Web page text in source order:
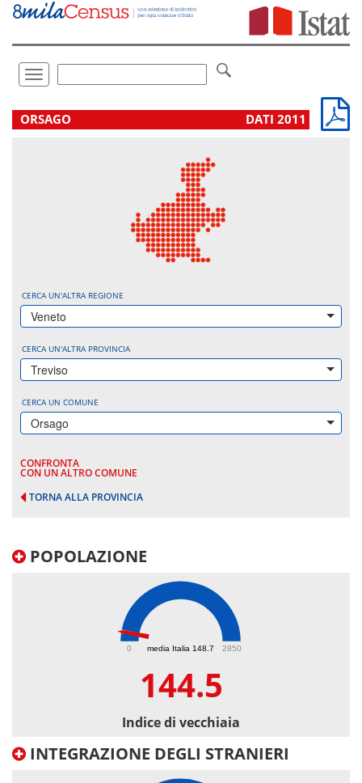
Vai
direttamente
Toggle
navigation
.
ORSAGO DATI 2011
CERCA UN'ALTRA REGIONE
Veneto
CERCA UN'ALTRA PROVINCIA
Treviso
CERCA UN COMUNE
Orsago
CONFRONTA
CON UN ALTRO COMUNE
TORNA ALLA PROVINCIA
POPOLAZIONE
media Italia 148.7
0 2850
144.5
Indice di vecchiaia
INTEGRAZIONE DEGLI STRANIERI